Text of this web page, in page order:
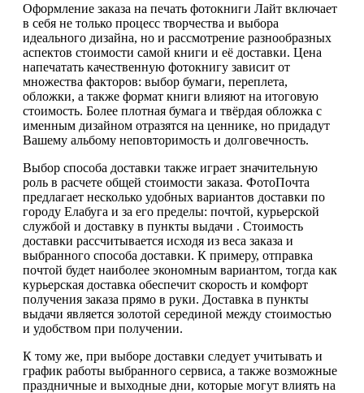
Оформление заказа на печать фотокниги Лайт включает
в себя не только процесс творчества и выбора
идеального дизайна, но и рассмотрение разнообразных
аспектов стоимости самой книги и её доставки. Цена
напечатать качественную фотокнигу зависит от
множества факторов: выбор бумаги, переплета,
обложки, а также формат книги влияют на итоговую
стоимость. Более плотная бумага и твёрдая обложка с
именным дизайном отразятся на ценнике, но придадут
Вашему альбому неповторимость и долговечность.
Выбор способа доставки также играет значительную
роль в расчете общей стоимости заказа. ФотоПочта
предлагает несколько удобных вариантов доставки по
городу Елабуга и за его пределы: почтой, курьерской
службой и доставку в пункты выдачи . Стоимость
доставки рассчитывается исходя из веса заказа и
выбранного способа доставки. К примеру, отправка
почтой будет наиболее экономным вариантом, тогда как
курьерская доставка обеспечит скорость и комфорт
получения заказа прямо в руки. Доставка в пункты
выдачи является золотой серединой между стоимостью
и удобством при получении.
К тому же, при выборе доставки следует учитывать и
график работы выбранного сервиса, а также возможные
праздничные и выходные дни, которые могут влиять на